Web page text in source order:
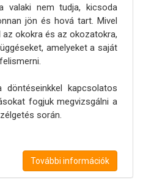
valaki nem tudja, kicsoda
jön és hová tart. Mivel
okokra és az okozatokra,
amelyeket a saját
kapcsolatos
fogjuk megvizsgálni a
során.
További információk